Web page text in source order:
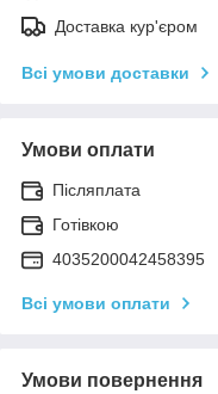
Доставка кур'єром
Всі умови доставки
Умови оплати
Післяплата
Готівкою
4035200042458395
Всі умови оплати
Умови повернення